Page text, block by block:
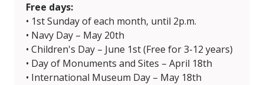
Free days:
• 1st Sunday of each month, until 2p.m.
• Navy Day – May 20th
• Children's Day – June 1st (Free for 3-12 years)
• Day of Monuments and Sites – April 18th
• International Museum Day – May 18th